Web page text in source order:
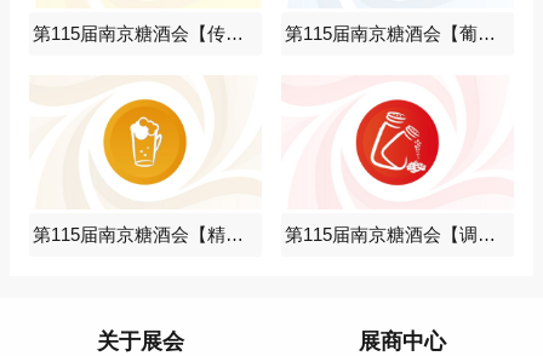
第115届南京糖酒会【传统酒类馆】图纸 第115届南京糖酒会【葡萄酒及国际烈酒类馆】图纸
第115届南京糖酒会【精酿啤酒及低度馆】图纸 第115届南京糖酒会【调味品及食品配料馆】图纸
关于展会 展商中心